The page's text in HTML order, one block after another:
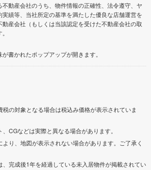
動産会社のうち、物件情報の正確性、法令遵守、ヤ
績等、当社所定の基準を満たした優良な店舗運営を
産会社（もしくは当該認定を受けた不動産会社の取
書かれたポップアップが開きます。
の対象となる場合は税込み価格が表示されていま
CGなどは実際と異なる場合があります。
り、地図が表示されない場合があります。ご了承く
、完成後1年を経過している未入居物件が掲載されてい